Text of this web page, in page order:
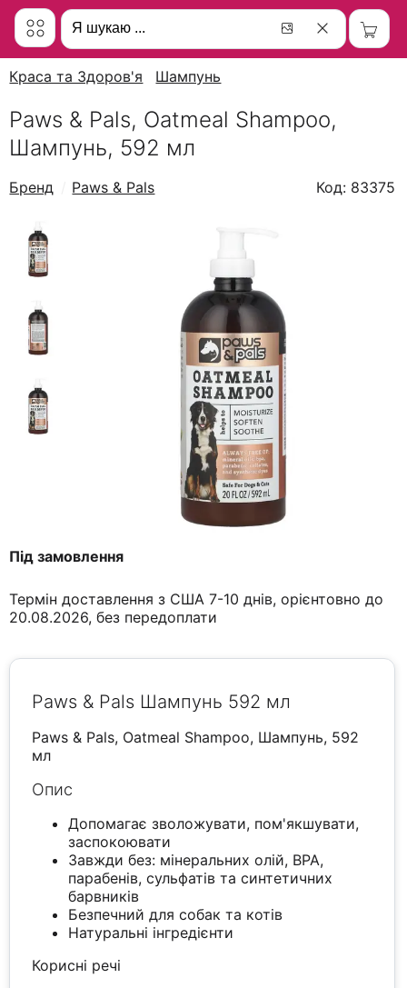
Краса та Здоров'я Шампунь
Paws & Pals, Oatmeal Shampoo,
Шампунь, 592 мл
Бренд Paws & Pals Код: 83375
Під замовлення
Термін доставлення з США 7-10 днів, орієнтовно до
20.08.2026, без передоплати
Paws & Pals Шампунь 592 мл
Paws & Pals, Oatmeal Shampoo, Шампунь, 592
мл
Опис
Допомагає зволожувати, пом'якшувати,
заспокоювати
Завжди без: мінеральних олій, BPA,
парабенів, сульфатів та синтетичних
барвників
Безпечний для собак та котів
Натуральні інгредієнти
Корисні речі